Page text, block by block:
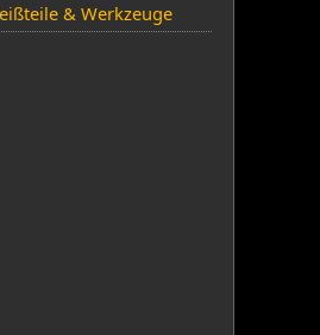
& Werkzeuge